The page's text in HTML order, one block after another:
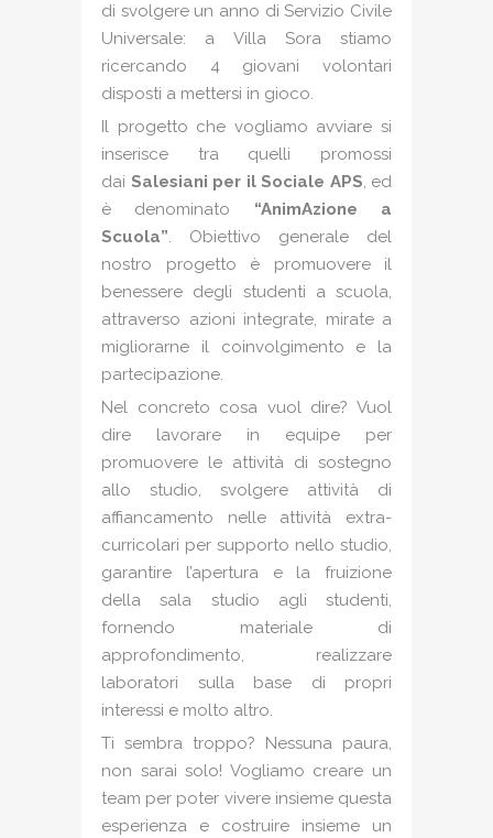
di svolgere un anno di Servizio Civile
Universale: a Villa Sora stiamo
ricercando 4 giovani volontari
disposti a mettersi in gioco.
Il progetto che vogliamo avviare si
inserisce tra quelli promossi
dai Salesiani per il Sociale APS, ed
è denominato “AnimAzione a
Scuola”. Obiettivo generale del
nostro progetto è promuovere il
benessere degli studenti a scuola,
attraverso azioni integrate, mirate a
migliorarne il coinvolgimento e la
partecipazione.
Nel concreto cosa vuol dire? Vuol
dire lavorare in equipe per
promuovere le attività di sostegno
allo studio, svolgere attività di
affiancamento nelle attività extra-
curricolari per supporto nello studio,
garantire l’apertura e la fruizione
della sala studio agli studenti,
fornendo materiale di
approfondimento, realizzare
laboratori sulla base di propri
interessi e molto altro.
Ti sembra troppo? Nessuna paura,
non sarai solo! Vogliamo creare un
team per poter vivere insieme questa
esperienza e costruire insieme un